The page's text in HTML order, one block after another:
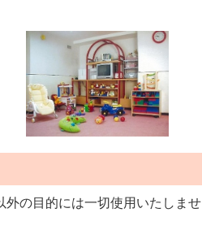
の目的には一切使用いたしませ